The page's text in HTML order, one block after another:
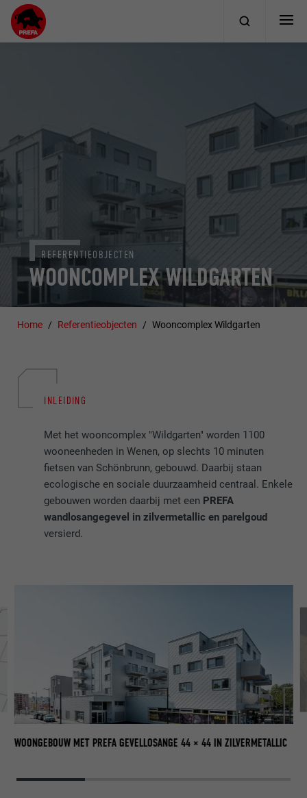
WOONCOMPLEX WILDGARTEN
REFERENTIEOBJECTEN
Home Referentieobjecten Wooncomplex Wildgarten
INLEIDING
Met het wooncomplex "Wildgarten" worden 1100
wooneenheden in Wenen, op slechts 10 minuten
fietsen van Schönbrunn, gebouwd. Daarbij staan
ecologische en sociale duurzaamheid centraal. Enkele
gebouwen worden daarbij met een PREFA
wandlosangegevel in zilvermetallic en parelgoud
versierd.
WOONGEBOUW MET PREFA GEVELLOSANGE 44 × 44 IN ZILVERMETALLIC